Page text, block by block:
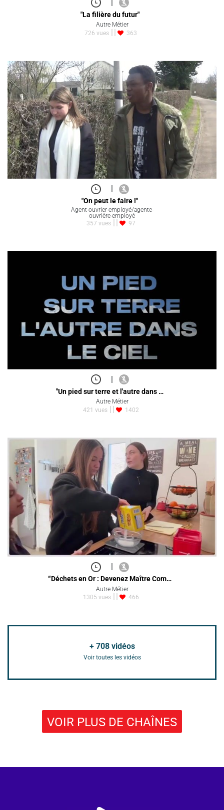
"La filière du futur"
Autre Métier
726 vues
363
"On peut le faire !"
Agent-ouvrier-employé/agente-
ouvrière-employé
357 vues
97
|
"Un pied sur terre et l'autre dans …
Autre Métier
421 vues
1402
|
“Déchets en Or : Devenez Maître Com…
Autre Métier
1305 vues
466
+ 708vidéos
Voir toutes les vidéos
VOIR PLUS DE CHAÎNES